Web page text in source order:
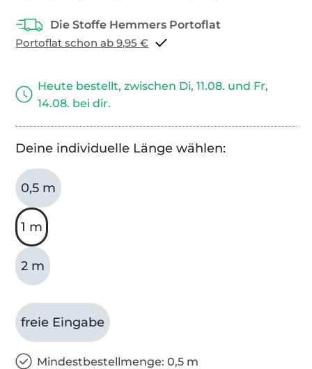
Portoflat schon ab 9,95 €
Heute bestellt, zwischen Di, 11.08. und Fr,
14.08. bei dir.
Deine individuelle Länge wählen:
0,5 m
1 m
2 m
freie Eingabe
Mindestbestellmenge: 0,5 m